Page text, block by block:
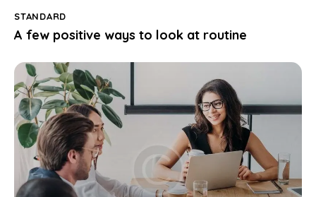
STANDARD
A few positive ways to look at routine